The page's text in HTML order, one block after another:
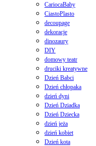
CariocaBaby
CiastoPlasto
decoupage
dekoracje
dinozaury
DIY
domowy teatr
druciki kreatywne
Dzień Babci
Dzień chłopaka
dzień dyni
Dzień Dziadka
Dzień Dziecka
dzień jeża
dzień kobiet
Dzień kota